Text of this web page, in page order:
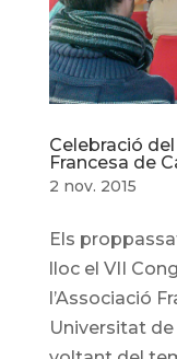
Celebració
Francesa de
2 nov. 2015
Els
lloc el VII
l’Associació
Universitat